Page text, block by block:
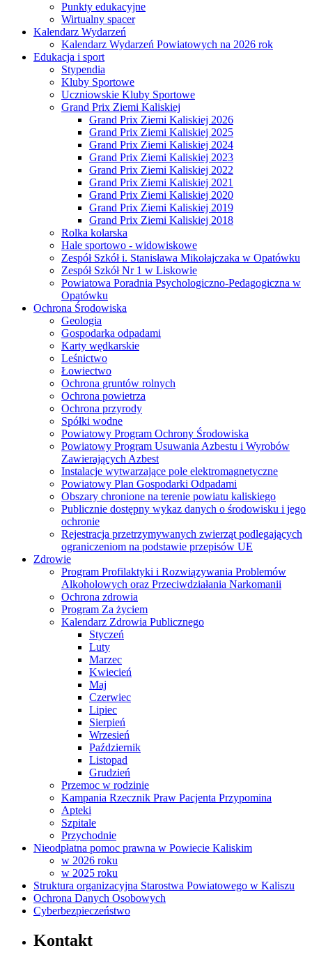
Punkty edukacyjne
Wirtualny spacer
Kalendarz Wydarzeń
Kalendarz Wydarzeń Powiatowych na 2026 rok
Edukacja i sport
Stypendia
Kluby Sportowe
Uczniowskie Kluby Sportowe
Grand Prix Ziemi Kaliskiej
Grand Prix Ziemi Kaliskiej 2026
Grand Prix Ziemi Kaliskiej 2025
Grand Prix Ziemi Kaliskiej 2024
Grand Prix Ziemi Kaliskiej 2023
Grand Prix Ziemi Kaliskiej 2022
Grand Prix Ziemi Kaliskiej 2021
Grand Prix Ziemi Kaliskiej 2020
Grand Prix Ziemi Kaliskiej 2019
Grand Prix Ziemi Kaliskiej 2018
Rolka kolarska
Hale sportowo - widowiskowe
Zespół Szkół i. Stanisława Mikołajczaka w Opatówku
Zespół Szkół Nr 1 w Liskowie
Powiatowa Poradnia Psychologiczno-Pedagogiczna w
Opatówku
Ochrona Środowiska
Geologia
Gospodarka odpadami
Karty wędkarskie
Leśnictwo
Łowiectwo
Ochrona gruntów rolnych
Ochrona powietrza
Ochrona przyrody
Spółki wodne
Powiatowy Program Ochrony Środowiska
Powiatowy Program Usuwania Azbestu i Wyrobów
Zawierających Azbest
Instalacje wytwarzające pole elektromagnetyczne
Powiatowy Plan Gospodarki Odpadami
Obszary chronione na terenie powiatu kaliskiego
Publicznie dostępny wykaz danych o środowisku i jego
ochronie
Rejestracja przetrzymywanych zwierząt podlegających
ograniczeniom na podstawie przepisów UE
Zdrowie
Program Profilaktyki i Rozwiązywania Problemów
Alkoholowych oraz Przeciwdziałania Narkomanii
Ochrona zdrowia
Program Za życiem
Kalendarz Zdrowia Publicznego
Styczeń
Luty
Marzec
Kwiecień
Maj
Czerwiec
Lipiec
Sierpień
Wrzesień
Październik
Listopad
Grudzień
Przemoc w rodzinie
Kampania Rzecznik Praw Pacjenta Przypomina
Apteki
Szpitale
Przychodnie
Nieodpłatna pomoc prawna w Powiecie Kaliskim
w 2026 roku
w 2025 roku
Struktura organizacyjna Starostwa Powiatowego w Kaliszu
Ochrona Danych Osobowych
Cyberbezpieczeństwo
Kontakt